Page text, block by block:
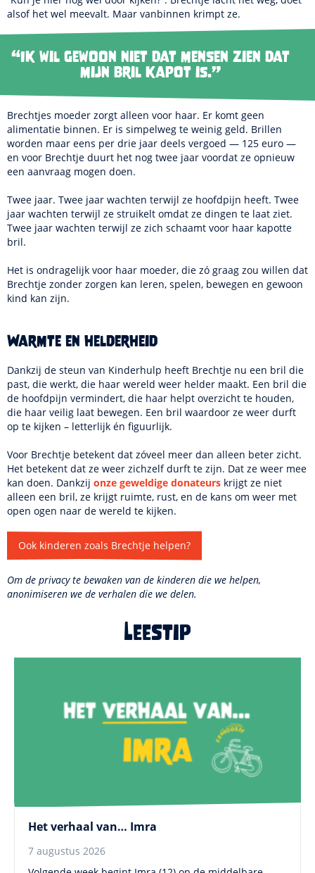
alsof het wel meevalt. Maar vanbinnen krimpt ze.
“Ik wil gewoon niet dat mensen zien dat
mijn bril kapot is.”
Brechtjes moeder zorgt alleen voor haar. Er komt geen
alimentatie binnen. Er is simpelweg te weinig geld. Brillen
worden maar eens per drie jaar deels vergoed — 125 euro —
en voor Brechtje duurt het nog twee jaar voordat ze opnieuw
een aanvraag mogen doen.
Twee jaar. Twee jaar wachten terwijl ze hoofdpijn heeft. Twee
jaar wachten terwijl ze struikelt omdat ze dingen te laat ziet.
Twee jaar wachten terwijl ze zich schaamt voor haar kapotte
bril.
Het is ondragelijk voor haar moeder, die zó graag zou willen dat
Brechtje zonder zorgen kan leren, spelen, bewegen en gewoon
kind kan zijn.
Warmte en helderheid
Dankzij de steun van Kinderhulp heeft Brechtje nu een bril die
past, die werkt, die haar wereld weer helder maakt. Een bril die
de hoofdpijn vermindert, die haar helpt overzicht te houden,
die haar veilig laat bewegen. Een bril waardoor ze weer durft
op te kijken – letterlijk én figuurlijk.
Voor Brechtje betekent dat zóveel meer dan alleen beter zicht.
Het betekent dat ze weer zichzelf durft te zijn. Dat ze weer mee
kan doen. Dankzij onze geweldige donateurs krijgt ze niet
alleen een bril, ze krijgt ruimte, rust, en de kans om weer met
open ogen naar de wereld te kijken.
Ook kinderen zoals Brechtje helpen?
Om de privacy te bewaken van de kinderen die we helpen,
anonimiseren we de verhalen die we delen.
Leestip
Het verhaal van… Imra
7 augustus 2026